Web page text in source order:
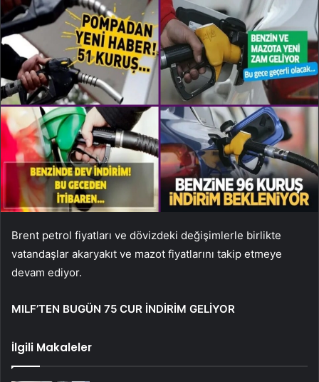
Brent petrol fiyatları ve dövizdeki değişimlerle birlikte
vatandaşlar akaryakıt ve mazot fiyatlarını takip etmeye
devam ediyor.
MILF’TEN BUGÜN 75 CUR İNDİRİM GELİYOR
İlgili Makaleler